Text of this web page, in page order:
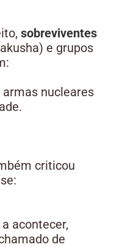
sobreviventes
e grupos
armas nucleares
criticou
acontecer,
de